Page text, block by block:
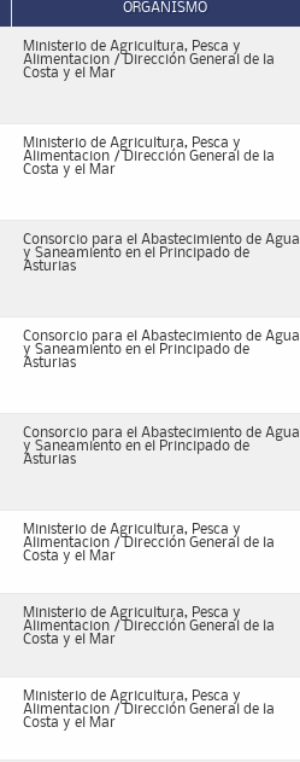
ORGANISMO
Ministerio de Agricultura, Pesca y
Alimentacion / Dirección General de la
Costa y el Mar
Ministerio de Agricultura, Pesca y
Alimentacion / Dirección General de la
Costa y el Mar
Consorcio para el Abastecimiento de Agua
y Saneamiento en el Principado de
Asturias
Consorcio para el Abastecimiento de Agua
y Saneamiento en el Principado de
Asturias
Consorcio para el Abastecimiento de Agua
y Saneamiento en el Principado de
Asturias
Ministerio de Agricultura, Pesca y
Alimentacion / Dirección General de la
Costa y el Mar
Ministerio de Agricultura, Pesca y
Alimentacion / Dirección General de la
Costa y el Mar
Ministerio de Agricultura, Pesca y
Alimentacion / Dirección General de la
Costa y el Mar